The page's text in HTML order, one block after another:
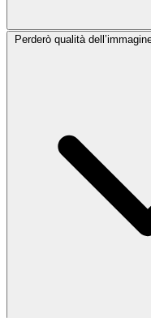
Perderò qualità